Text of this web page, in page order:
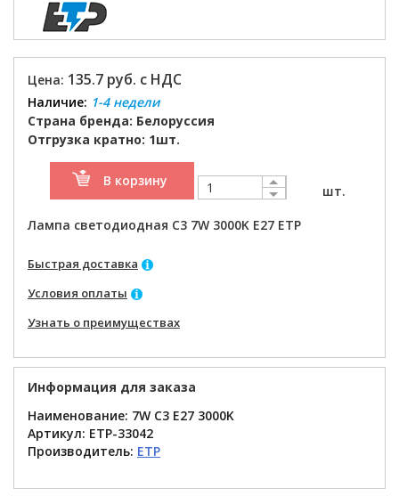
Цена: 135.7 руб. с НДС
Наличие: 1-4 недели
Страна бренда: Белоруссия
Отгрузка кратно: 1шт.
В корзину
шт.
Лампа светодиодная C3 7W 3000K E27 ETP
Быстрая доставка
Условия оплаты
Узнать о преимуществах
Информация для заказа
Наименование: 7W C3 E27 3000K
Артикул: ETP-33042
Производитель: ETP